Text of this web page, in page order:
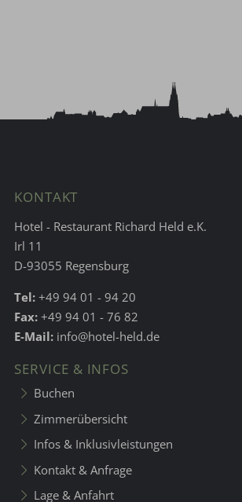
KONTAKT
Hotel - Restaurant Richard Held e.K.
Irl 11
D-93055 Regensburg
Tel: +49 94 01 - 94 20
Fax: +49 94 01 - 76 82
E-Mail: info@hotel-held.de
SERVICE & INFOS
Buchen
Zimmerübersicht
Infos & Inklusivleistungen
Kontakt & Anfrage
Lage & Anfahrt